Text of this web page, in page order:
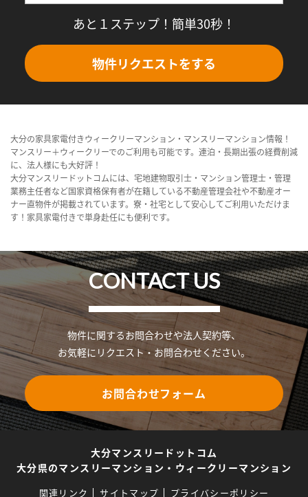
あと１ステップ！簡単30秒！
物件リクエストをする
大分の家具家電付きウィークリーマンション・マンスリーマンション情報！
マンスリー＋ウィークリーでのご利用も可能です。連泊・長期出張の経費削減
に、法人様にも大好評！
大分マンスリードットコムには、宅地建物取引士・マンション管理士・管理
業務主任者など国家資格保有者が在籍している不動産管理会社や不動産オー
ナー直物件が掲載されています。寮・社宅として安心してご利用いただけま
す！家具家電付きで単身赴任にも便利です。
CONTACT US
物件に関するお問合わせや法人契約等、
お気軽にリクエスト・お問合わせください。
お問合わせフォーム
大分マンスリードットコム
大分県のマンスリーマンション・ウィークリーマンション
関連リンク サイトマップ プライバシーポリシー